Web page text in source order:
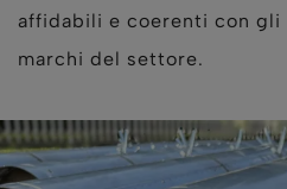
affidabili e coerenti con
marchi del settore.